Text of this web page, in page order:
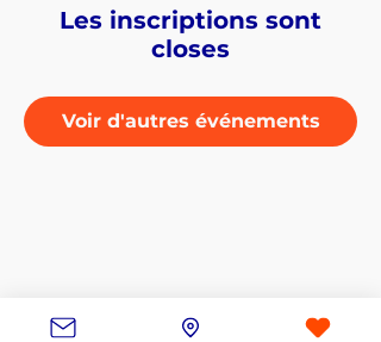
Les inscriptions sont
closes
Voir d'autres événements